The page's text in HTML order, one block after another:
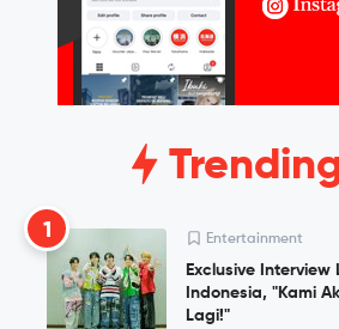
1 Entertainment
Exclusive Interview
Indonesia, "Kami
Lagi!"